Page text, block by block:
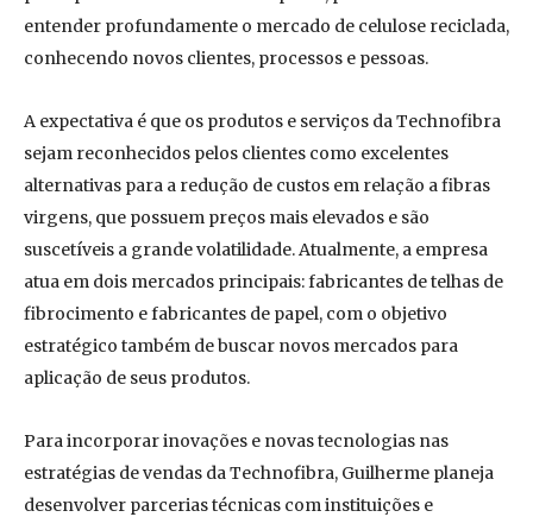
entender profundamente o mercado de celulose reciclada,
conhecendo novos clientes, processos e pessoas.
A expectativa é que os produtos e serviços da Technofibra
sejam reconhecidos pelos clientes como excelentes
alternativas para a redução de custos em relação a fibras
virgens, que possuem preços mais elevados e são
suscetíveis a grande volatilidade. Atualmente, a empresa
atua em dois mercados principais: fabricantes de telhas de
fibrocimento e fabricantes de papel, com o objetivo
estratégico também de buscar novos mercados para
aplicação de seus produtos.
Para incorporar inovações e novas tecnologias nas
estratégias de vendas da Technofibra, Guilherme planeja
desenvolver parcerias técnicas com instituições e